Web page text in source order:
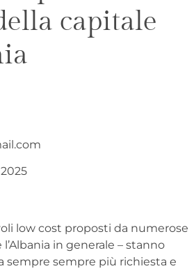
capitale
low cost proposti da numerose
in generale – stanno
sempre sempre più richiesta e